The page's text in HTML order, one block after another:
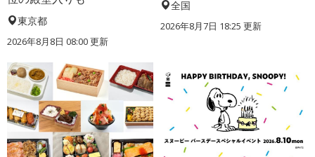
東京都
2026年8月8日 08:00更新
全国
2026年8月7日 18:25 更新